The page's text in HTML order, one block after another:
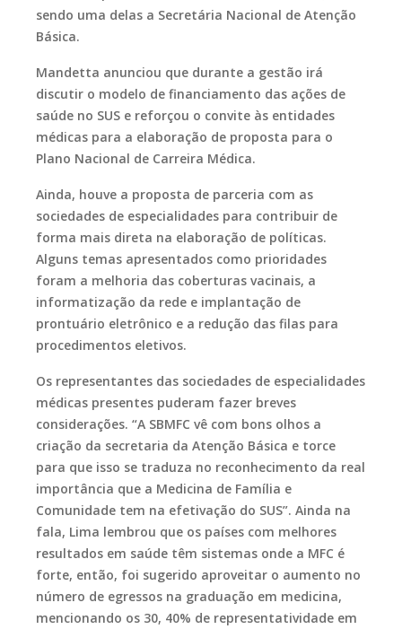
sendo uma delas a Secretária Nacional de Atenção
Básica.
Mandetta anunciou que durante a gestão irá
discutir o modelo de financiamento das ações de
saúde no SUS e reforçou o convite às entidades
médicas para a elaboração de proposta para o
Plano Nacional de Carreira Médica.
Ainda, houve a proposta de parceria com as
sociedades de especialidades para contribuir de
forma mais direta na elaboração de políticas.
Alguns temas apresentados como prioridades
foram a melhoria das coberturas vacinais, a
informatização da rede e implantação de
prontuário eletrônico e a redução das filas para
procedimentos eletivos.
Os representantes das sociedades de especialidades
médicas presentes puderam fazer breves
considerações. “A SBMFC vê com bons olhos a
criação da secretaria da Atenção Básica e torce
para que isso se traduza no reconhecimento da real
importância que a Medicina de Família e
Comunidade tem na efetivação do SUS”. Ainda na
fala, Lima lembrou que os países com melhores
resultados em saúde têm sistemas onde a MFC é
forte, então, foi sugerido aproveitar o aumento no
número de egressos na graduação em medicina,
mencionando os 30, 40% de representatividade em